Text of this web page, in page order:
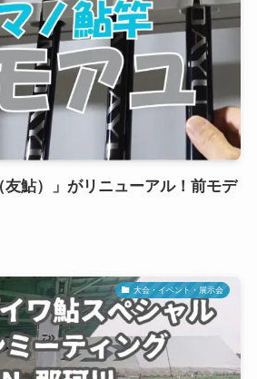
鮎）」がリニューアル！前モデ
大会・イベント・展示会